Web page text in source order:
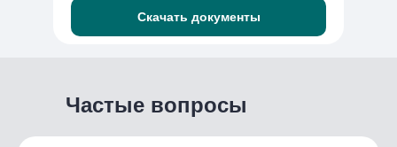
Скачать документы
Частые вопросы